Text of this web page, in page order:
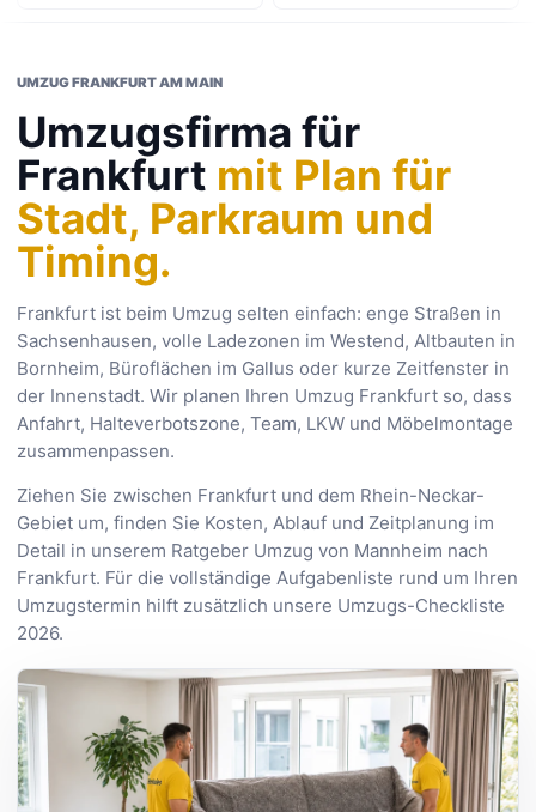
UMZUG FRANKFURT AM MAIN
Umzugsfirma für
Frankfurt mit Plan für
Stadt, Parkraum und
Timing.
Frankfurt ist beim Umzug selten einfach: enge Straßen in
Sachsenhausen, volle Ladezonen im Westend, Altbauten in
Bornheim, Büroflächen im Gallus oder kurze Zeitfenster in
der Innenstadt. Wir planen Ihren Umzug Frankfurt so, dass
Anfahrt, Halteverbotszone, Team, LKW und Möbelmontage
zusammenpassen.
Ziehen Sie zwischen Frankfurt und dem Rhein-Neckar-
Gebiet um, finden Sie Kosten, Ablauf und Zeitplanung im
Detail in unserem Ratgeber Umzug von Mannheim nach
Frankfurt. Für die vollständige Aufgabenliste rund um Ihren
Umzugstermin hilft zusätzlich unsere Umzugs-Checkliste
2026.